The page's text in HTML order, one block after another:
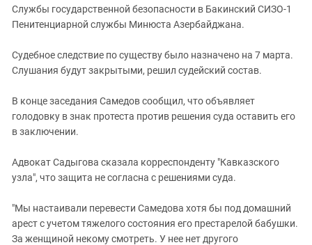
Службы государственной безопасности в Бакинский СИЗО-1
Пенитенциарной службы Минюста Азербайджана.
Судебное следствие по существу было назначено на 7 марта.
Слушания будут закрытыми, решил судейский состав.
В конце заседания Самедов сообщил, что объявляет
голодовку в знак протеста против решения суда оставить его
в заключении.
Адвокат Садыгова сказала корреспонденту "Кавказского
узла", что защита не согласна с решениями суда.
"Мы настаивали перевести Самедова хотя бы под домашний
арест с учетом тяжелого состояния его престарелой бабушки.
За женщиной некому смотреть. У нее нет другого